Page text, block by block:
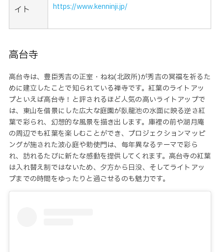
イト
https://www.kenninji.jp/
高台寺
高台寺は、豊臣秀吉の正室・ねね(北政所)が秀吉の冥福を祈るた
めに建立したことで知られている禅寺です。紅葉のライトアッ
プといえば高台寺！と評されるほど人気の高いライトアップで
は、東山を借景にした広大な庭園が臥龍池の水面に映る逆さ紅
葉で彩られ、幻想的な風景を描き出します。庫裡の前や湖月庵
の周辺でも紅葉を楽しむことができ、プロジェクションマッピ
ングが施された波心庭や勅使門は、毎年異なるテーマで彩ら
れ、訪れるたびに新たな感動を提供してくれます。高台寺の紅葉
は入れ替え制ではないため、夕方から日没、そしてライトアッ
プまでの時間をゆったりと過ごせるのも魅力です。